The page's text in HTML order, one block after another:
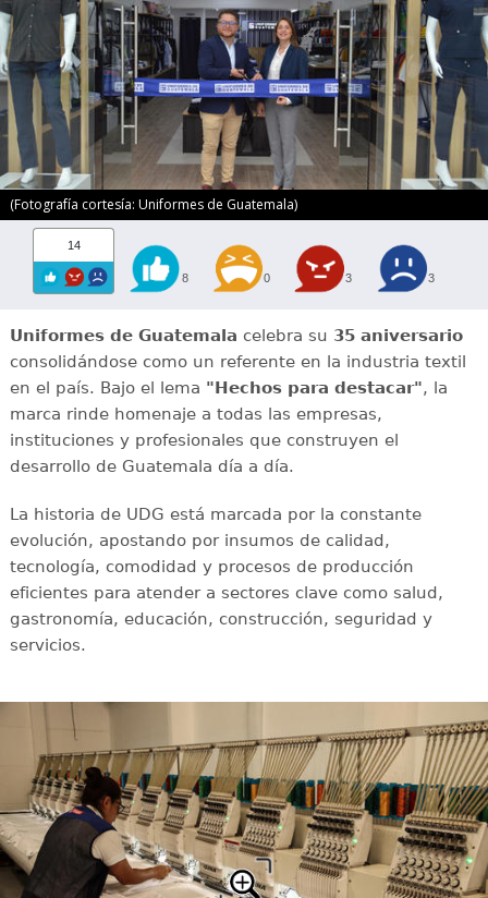
(Fotografía cortesía: Uniformes de Guatemala)
14
8 0 3 3
Uniformes de Guatemala celebra su 35 aniversario
consolidándose como un referente en la industria textil
en el país. Bajo el lema "Hechos para destacar", la
marca rinde homenaje a todas las empresas,
instituciones y profesionales que construyen el
desarrollo de Guatemala día a día.
La historia de UDG está marcada por la constante
evolución, apostando por insumos de calidad,
tecnología, comodidad y procesos de producción
eficientes para atender a sectores clave como salud,
gastronomía, educación, construcción, seguridad y
servicios.